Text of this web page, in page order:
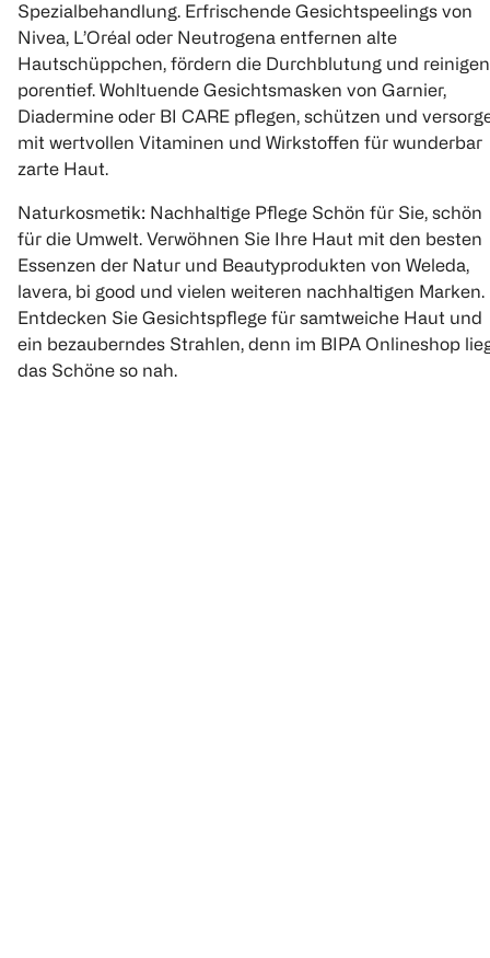
Spezialbehandlung. Erfrischende Gesichtspeelings von
Nivea, L’Oréal oder Neutrogena entfernen alte
Hautschüppchen, fördern die Durchblutung und reinigen
porentief. Wohltuende Gesichtsmasken von Garnier,
Diadermine oder BI CARE pflegen, schützen und
mit wertvollen Vitaminen und Wirkstoffen für wunderbar
zarte Haut.
Naturkosmetik: Nachhaltige Pflege Schön für Sie, schön
für die Umwelt. Verwöhnen Sie Ihre Haut mit den besten
Essenzen der Natur und Beautyprodukten von Weleda,
lavera, bi good und vielen weiteren nachhaltigen Marken.
Entdecken Sie Gesichtspflege für samtweiche Haut und
ein bezauberndes Strahlen, denn im BIPA Onlineshop
das Schöne so nah.